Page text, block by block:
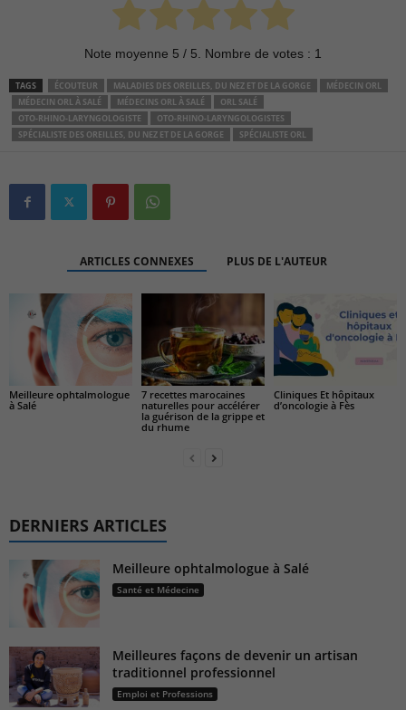
Note moyenne 5 / 5. Nombre de votes : 1
TAGS ÉCOUTEUR MALADIES DES OREILLES, DU NEZ ET DE LA GORGE
MÉDECIN ORL
MÉDECIN ORL À SALÉ
MÉDECINS ORL À SALÉ
ORL SALÉ
OTO-RHINO-LARYNGOLOGISTE
OTO-RHINO-LARYNGOLOGISTES
SPÉCIALISTE DES OREILLES, DU NEZ ET DE LA GORGE
SPÉCIALISTE ORL
ARTICLES CONNEXES PLUS DE L'AUTEUR
Meilleure ophtalmologue
à Salé
7 recettes marocaines
naturelles pour accélérer
la guérison de la grippe et
du rhume
Cliniques Et hôpitaux
d’oncologie à Fès
DERNIERS ARTICLES
Meilleure ophtalmologue à Salé
Santé et Médecine
Meilleures façons de devenir un artisan
traditionnel professionnel
Emploi et Professions